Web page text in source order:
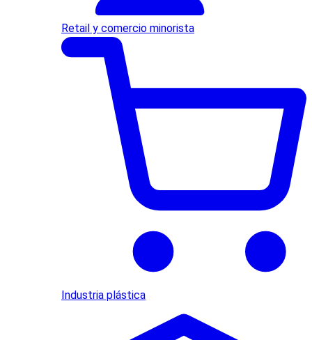
Retail y comercio minorista
Industria plástica